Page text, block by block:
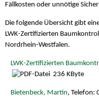
Fällkosten oder unnötige
Die folgende Übersicht gibt
LWK-Zertifizierten
Nordrhein-Westfalen.
LWK-Zertifizierten
236 KByte
Bietenbeck, Martin, Telefon: